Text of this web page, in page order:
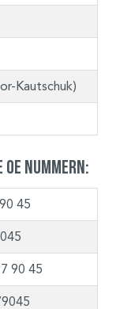
Kautschuk)
Nummern:
45
90 45